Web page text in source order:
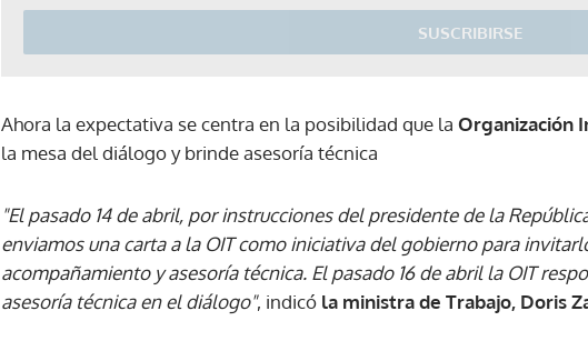
SUSCRIBIRSE
Ahora la expectativa se centra en la posibilidad que la Organización
la mesa del diálogo y brinde asesoría técnica
"El pasado 14 de abril, por instrucciones del presidente de la
enviamos una carta a la OIT como iniciativa del gobierno para
acompañamiento y asesoría técnica. El pasado 16 de abril la OIT
asesoría técnica en el diálogo", indicó la ministra de Trabajo, Doris